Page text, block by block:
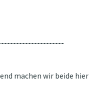
machen wir beide